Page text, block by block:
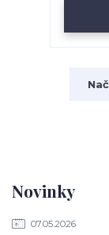
Novinky
07.05.2026